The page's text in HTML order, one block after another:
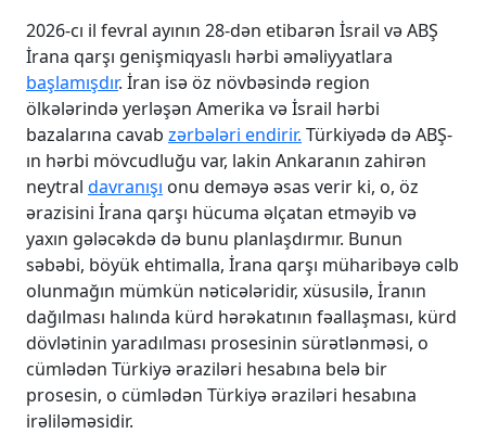
2026-cı il fevral ayının 28-dən etibarən İsrail və ABŞ
İrana qarşı genişmiqyaslı hərbi əməliyyatlara
başlamışdır. İran isə öz növbəsində region
ölkələrində yerləşən Amerika və İsrail hərbi
bazalarına cavab zərbələri endirir. Türkiyədə də ABŞ-
ın hərbi mövcudluğu var, lakin Ankaranın zahirən
neytral davranışı onu deməyə əsas verir ki, o, öz
ərazisini İrana qarşı hücuma əlçatan etməyib və
yaxın gələcəkdə də bunu planlaşdırmır. Bunun
səbəbi, böyük ehtimalla, İrana qarşı müharibəyə cəlb
olunmağın mümkün nəticələridir, xüsusilə, İranın
dağılması halında kürd hərəkatının fəallaşması, kürd
dövlətinin yaradılması prosesinin sürətlənməsi, o
cümlədən Türkiyə əraziləri hesabına belə bir
prosesin, o cümlədən Türkiyə əraziləri hesabına
irəliləməsidir.